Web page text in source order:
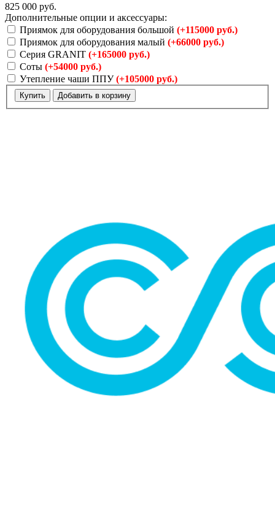
825 000 руб.
Дополнительные опции и аксессуары:
Приямок для оборудования большой (+115000 руб.)
Приямок для оборудования малый (+66000 руб.)
Серия GRANIT (+165000 руб.)
Соты (+54000 руб.)
Утепление чаши ППУ(+105000 руб.)
Купить Добавить в корзину